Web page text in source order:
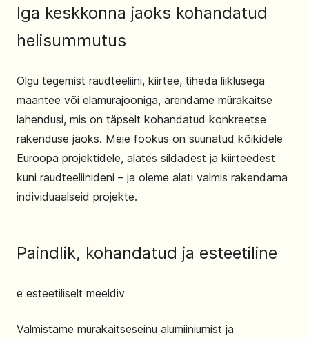
Iga keskkonna jaoks kohandatud
helisummutus
Olgu tegemist raudteeliini, kiirtee, tiheda liiklusega
maantee või elamurajooniga, arendame mürakaitse
lahendusi, mis on täpselt kohandatud konkreetse
rakenduse jaoks. Meie fookus on suunatud kõikidele
Euroopa projektidele, alates sildadest ja kiirteedest
kuni raudteeliinideni – ja oleme alati valmis rakendama
individuaalseid projekte.
Paindlik, kohandatud ja esteetiline
e esteetiliselt meeldiv
Valmistame mürakaitseseinu alumiiniumist ja